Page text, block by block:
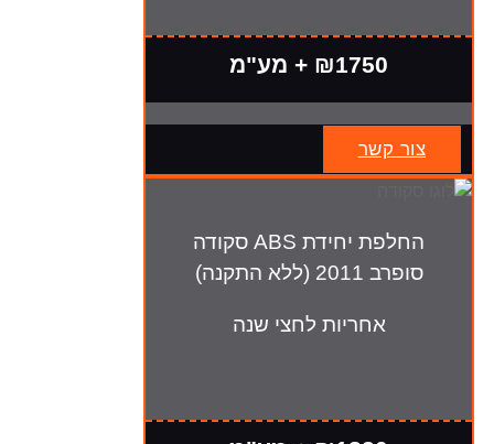
₪1750 + מע"מ
צור קשר
החלפת יחידת ABS סקודה
סופרב 2011 (ללא התקנה)
אחריות לחצי שנה